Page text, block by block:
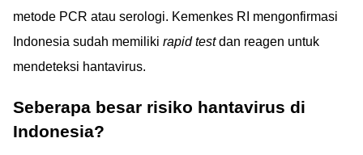
metode PCR atau serologi. Kemenkes RI mengonfirmasi
Indonesia sudah memiliki rapid testdan reagen untuk
mendeteksi hantavirus.
Seberapa besar risiko hantavirus di
Indonesia?